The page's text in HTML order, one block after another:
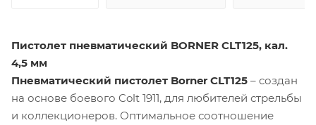
Пистолет пневматический BORNER CLT125, кал.
4,5 мм
Пневматический пистолет Borner CLT125 – создан
на основе боевого Colt 1911, для любителей стрельбы
и коллекционеров. Оптимальное соотношение